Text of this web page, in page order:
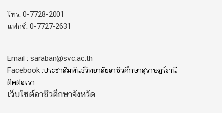
โทร. 0-7728-2001
แฟกซ์. 0-7727-2631
Email : saraban@svc.ac.th
Facebook :ประชาสัมพันธ์วิทยาลัยอาชีวศึกษาสุราษฎร์ธานี
ติดต่อเรา
เว็บไซต์อาชีวศึกษาจังหวัด